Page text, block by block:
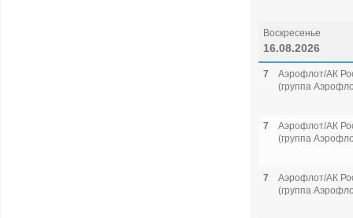
Воскресенье
16.08.2026
7
Аэрофлот/АК
(группа
7
Аэрофлот/АК
(группа
7
Аэрофлот/АК
(группа